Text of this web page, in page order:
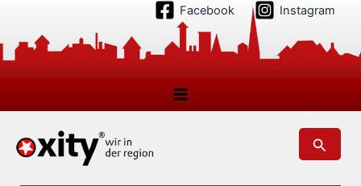
springen
Facebook Instagram
Suchen